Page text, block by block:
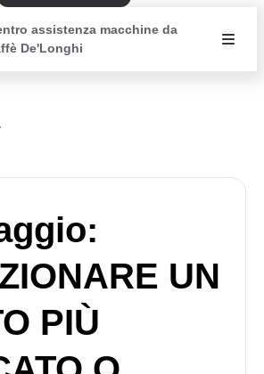
assistenza macchine da
De'Longhi
UN
PIÙ